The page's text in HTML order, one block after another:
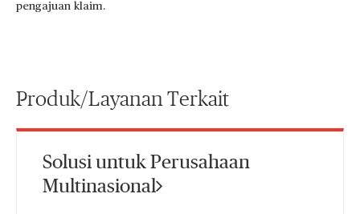
pengajuan klaim.
Produk/Layanan Terkait
Solusi untuk Perusahaan
Multinasional